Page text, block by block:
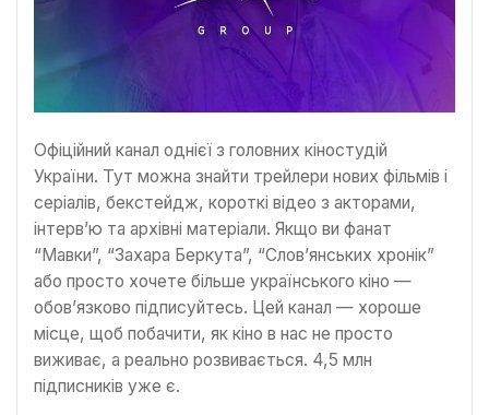
Офіційний канал однієї з головних кіностудій
України. Тут можна знайти трейлери нових фільмів і
серіалів, бекстейдж, короткі відео з акторами,
інтерв’ю та архівні матеріали. Якщо ви фанат
“Мавки”, “Захара Беркута”, “Слов’янських хронік”
або просто хочете більше українського кіно —
обов’язково підписуйтесь. Цей канал — хороше
місце, щоб побачити, як кіно в нас не просто
виживає, а реально розвивається. 4,5 млн
підписників уже є.